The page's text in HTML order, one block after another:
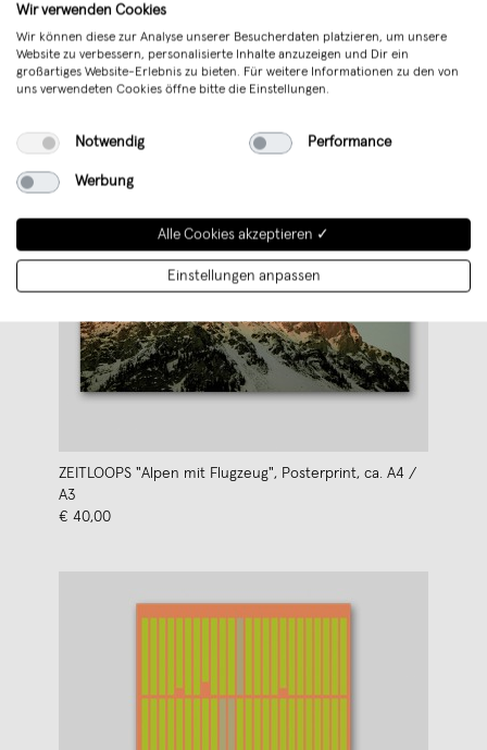
ZEITLOOPS "Alpen mit Flugzeug", Posterprint, ca. A4 /
A3
€ 40,00
Wir verwenden Cookies
Wir können diese zur Analyse unserer Besucherdaten platzieren, um unsere
Website zu verbessern, personalisierte Inhalte anzuzeigen und Dir ein
großartiges Website-Erlebnis zu bieten. Für weitere Informationen zu den von
uns verwendeten Cookies öffne bitte die Einstellungen.
Notwendig Performance
Werbung
Alle Cookies akzeptieren ✓
Einstellungen anpassen